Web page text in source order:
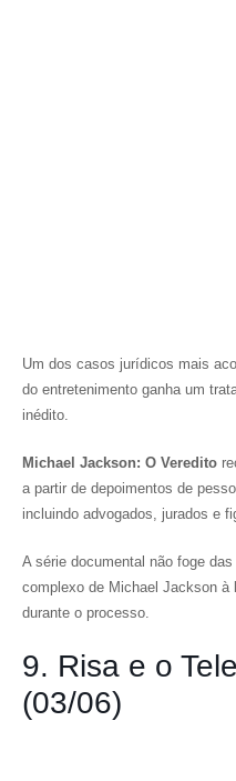
Um dos casos jurídicos mais
do entretenimento ganha um
inédito.
Michael Jackson: O Veredito
a partir de depoimentos de
incluindo advogados, jurados e
A série documental não foge
complexo de Michael Jackson
durante o processo.
9. Risa e o
(03/06)